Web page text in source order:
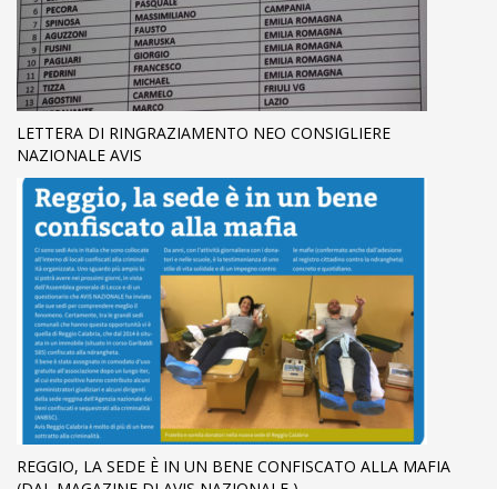
LETTERA DI RINGRAZIAMENTO NEO CONSIGLIERE
NAZIONALE AVIS
REGGIO, LA SEDE È IN UN BENE CONFISCATO ALLA MAFIA